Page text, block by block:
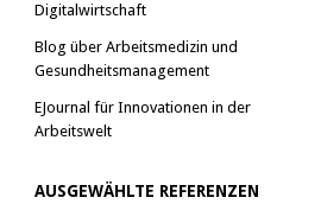
Digitalwirtschaft
Blog über Arbeitsmedizin und
Gesundheitsmanagement
EJournal für Innovationen in der
Arbeitswelt
AUSGEWÄHLTE REFERENZEN